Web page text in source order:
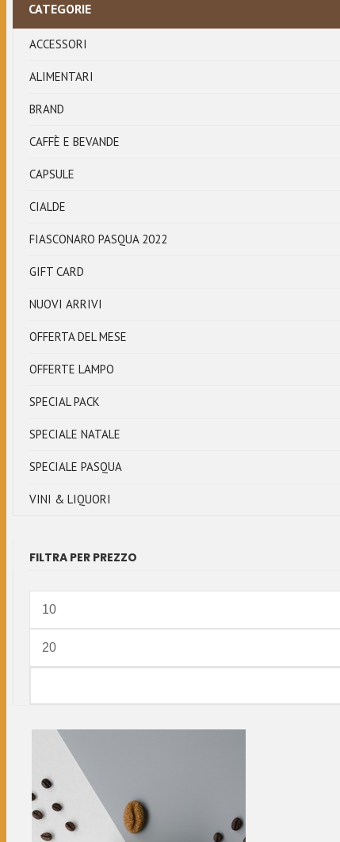
CATEGORIE
ACCESSORI
ALIMENTARI
BRAND
CAFFÈ E BEVANDE
CAPSULE
CIALDE
FIASCONARO PASQUA 2022
GIFT CARD
NUOVI ARRIVI
OFFERTA DEL MESE
OFFERTE LAMPO
SPECIAL PACK
SPECIALE NATALE
SPECIALE PASQUA
VINI & LIQUORI
FILTRA PER PREZZO
Min
Max